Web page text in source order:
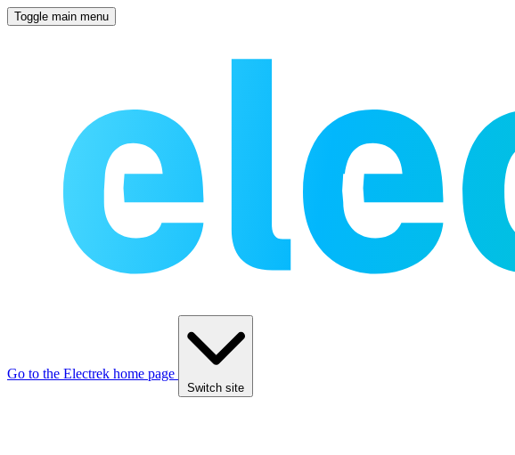
Toggle main menu
Go to the Electrek home page
Switch site